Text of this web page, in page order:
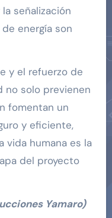
señalización
energía son
y el refuerzo de
no solo previenen
fomentan un
y eficiente,
vida humana es la
del proyecto
Yamaro)